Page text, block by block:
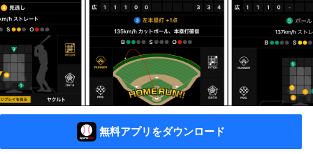
無料アプリをダウンロード